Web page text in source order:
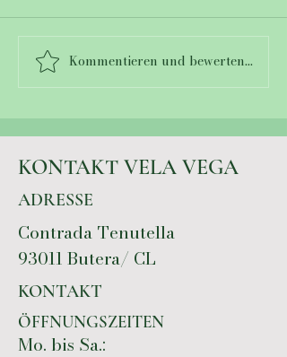
Unterschreibe die
Petition
Kommentieren und bewerten...
KONTAKT VELA VEGA
ADRESSE
Contrada Tenutella
93011 Butera/ CL
KONTAKT
ÖFFNUNGSZEITEN
Mo. bis Sa.: